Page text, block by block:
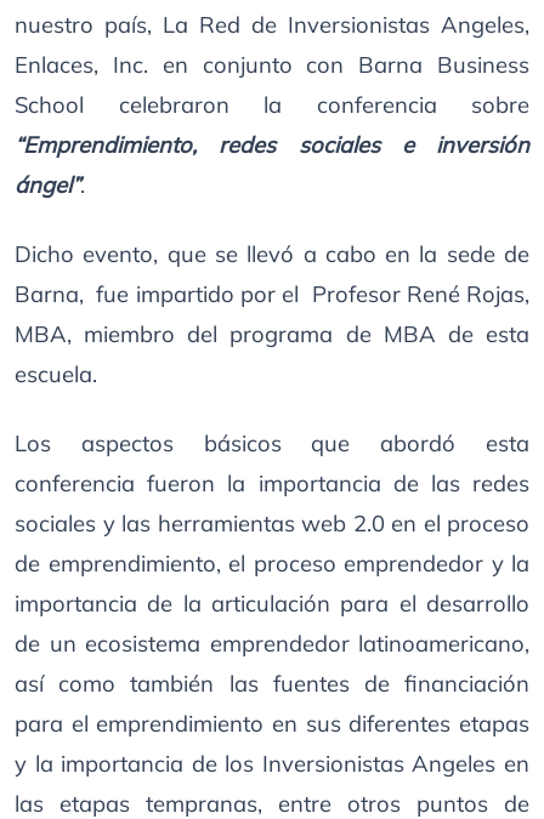
nuestro país, La Red de Inversionistas Angeles,
Enlaces, Inc. en conjunto con Barna Business
School celebraron la conferencia sobre
“Emprendimiento, redes sociales e inversión
ángel”.
Dicho evento, que se llevó a cabo en la sede de
Barna, fue impartido por el Profesor René Rojas,
MBA, miembro del programa de MBA de esta
escuela.
Los aspectos básicos que abordó esta
conferencia fueron la importancia de las redes
sociales y las herramientas web 2.0 en el proceso
de emprendimiento, el proceso emprendedor y la
importancia de la articulación para el desarrollo
de un ecosistema emprendedor latinoamericano,
así como también las fuentes de financiación
para el emprendimiento en sus diferentes etapas
y la importancia de los Inversionistas Angeles en
las etapas tempranas, entre otros puntos de